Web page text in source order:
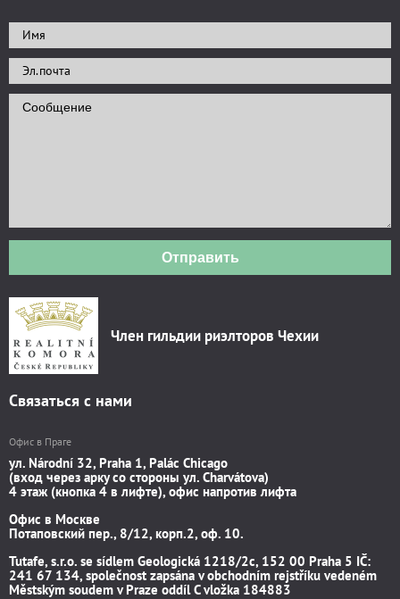
Отправить
Член гильдии риэлторов Чехии
Связаться с нами
Офис в Праге
ул. Národní 32, Praha 1, Palác Chicago
(вход через арку со стороны ул. Charvátova)
4 этаж (кнопка 4 в лифте), офис напротив лифта
Офис в Москве
Потаповский пер., 8/12, корп.2, оф. 10.
Tutafe, s.r.o. se sídlem Geologická 1218/2c, 152 00 Praha 5 IČ:
241 67 134, společnost zapsána v obchodním rejstříku vedeném
Městským soudem v Praze oddíl C vložka 184883